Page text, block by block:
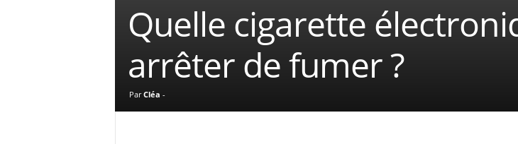
Quelle cigarette
arrêter de fumer ?
Par Cléa -